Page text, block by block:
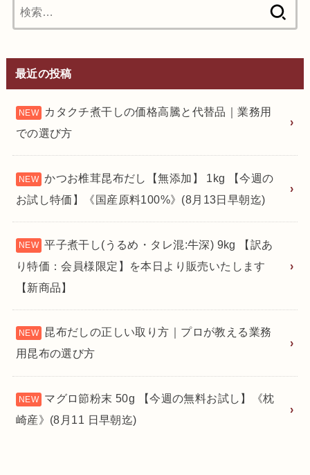
索:
最近の投稿
カタクチ煮干しの価格高騰と代替品｜業務用
での選び方
かつお椎茸昆布だし【無添加】 1kg 【今週の
お試し特価】《国産原料100%》(8月13日早朝迄)
平子煮干し(うるめ・タレ混:牛深) 9kg 【訳あ
り特価：会員様限定】を本日より販売いたします
【新商品】
昆布だしの正しい取り方｜プロが教える業務
用昆布の選び方
マグロ節粉末 50g 【今週の無料お試し】《枕
崎産》(8月11 日早朝迄)